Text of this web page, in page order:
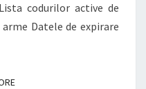
codurilor active de
Datele de expirare
READ MORE